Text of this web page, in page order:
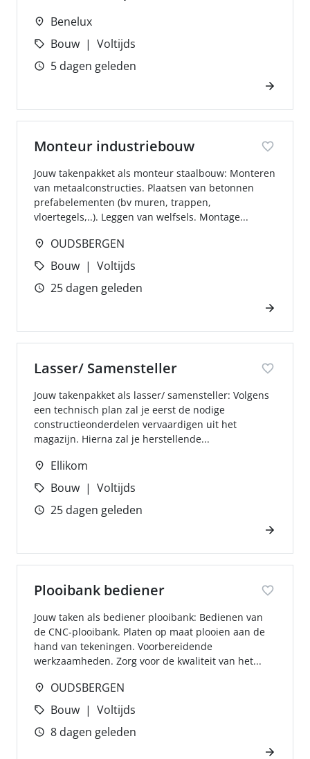
Benelux
Bouw
Voltijds
5 dagen geleden
Monteur industriebouw
Jouw takenpakket als monteur staalbouw: Monteren
van metaalconstructies. Plaatsen van betonnen
prefabelementen (bv muren, trappen,
vloertegels,..). Leggen van welfsels. Montage...
OUDSBERGEN
Bouw
Voltijds
25 dagen geleden
Lasser/ Samensteller
Jouw takenpakket als lasser/ samensteller: Volgens
een technisch plan zal je eerst de nodige
constructieonderdelen vervaardigen uit het
magazijn. Hierna zal je herstellende...
Ellikom
Bouw
Voltijds
25 dagen geleden
Plooibank bediener
Jouw taken als bediener plooibank: Bedienen van
de CNC-plooibank. Platen op maat plooien aan de
hand van tekeningen. Voorbereidende
werkzaamheden. Zorg voor de kwaliteit van het...
OUDSBERGEN
Bouw
Voltijds
8 dagen geleden